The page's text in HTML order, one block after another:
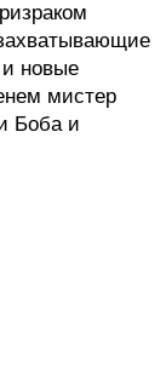
новые
мистер
Боба и